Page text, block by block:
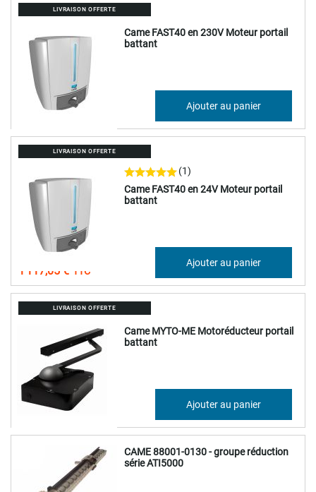
LIVRAISON OFFERTE
Came FAST40 en 230V Moteur portail
battant
897,86 €
748,22 € Ajouter au panier
LIVRAISON OFFERTE
Came FAST40 en 24V Moteur portail
battant
(1)
1 117,05 €
Ajouter au panier
LIVRAISON OFFERTE
Came MYTO-ME Motoréducteur portail
battant
630,88 €
525,73 € Ajouter au panier
CAME 88001-0130 - groupe réduction
série ATI5000